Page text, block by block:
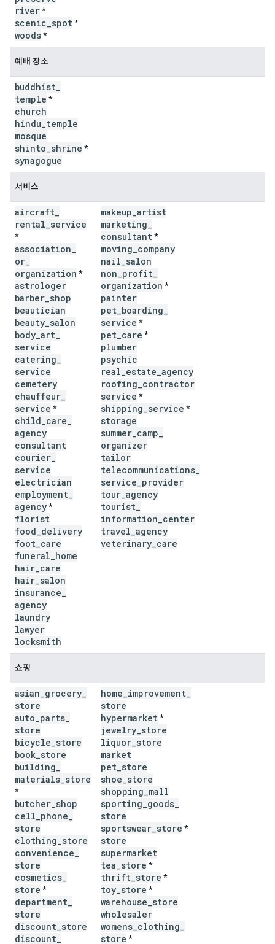
river*
scenic spot*
woods*
예배 장소
buddhist
temple *
church
hindu temple
mosque
shinto shrine *
synagogue
서비스
aircraft
rental service
*
association
or
organization *
astrologer
barber shop
beautician
beauty salon
body art
service
catering
service
cemetery
chauffeur
service *
child care
agency
consultant
courier
service
electrician
employment
agency*
florist
food delivery
foot care
funeral home
hair care
hair salon
insurance
agency
laundry
lawyer
locksmith
makeup artist
marketing
consultant*
moving company
nail salon
non profit
organization *
painter
pet boarding
service *
pet care *
plumber
psychic
real estate agency
roofing contractor
service *
shipping service *
storage
summer camp
organizer
tailor
telecommunications
service provider
tour agency
tourist
information center
travel agency
veterinary care
쇼핑
asian grocery
store
auto parts
store
bicycle store
book store
building
materials store
*
butcher shop
cell phone
store
clothing store
convenience
store
cosmetics
store *
department
store
discount store
discount
home improvement
store
hypermarket*
jewelry store
liquor store
market
pet store
shoe store
shopping mall
sporting goods
store
sportswear store *
store
supermarket
tea store *
thrift store *
toy store *
warehouse store
wholesaler
womens clothing
store *